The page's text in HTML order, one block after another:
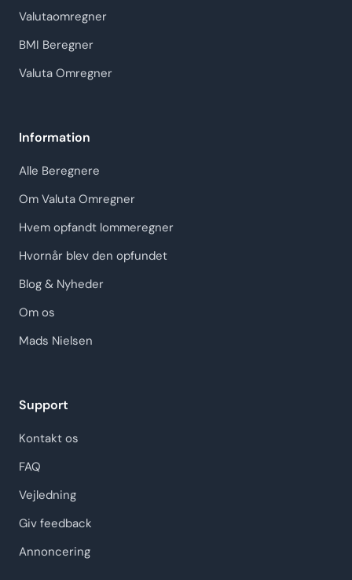
Valutaomregner
BMI Beregner
Valuta Omregner
Information
Alle Beregnere
Om Valuta Omregner
Hvem opfandt lommeregner
Hvornår blev den opfundet
Blog & Nyheder
Om os
Mads Nielsen
Support
Kontakt os
FAQ
Vejledning
Giv feedback
Annoncering